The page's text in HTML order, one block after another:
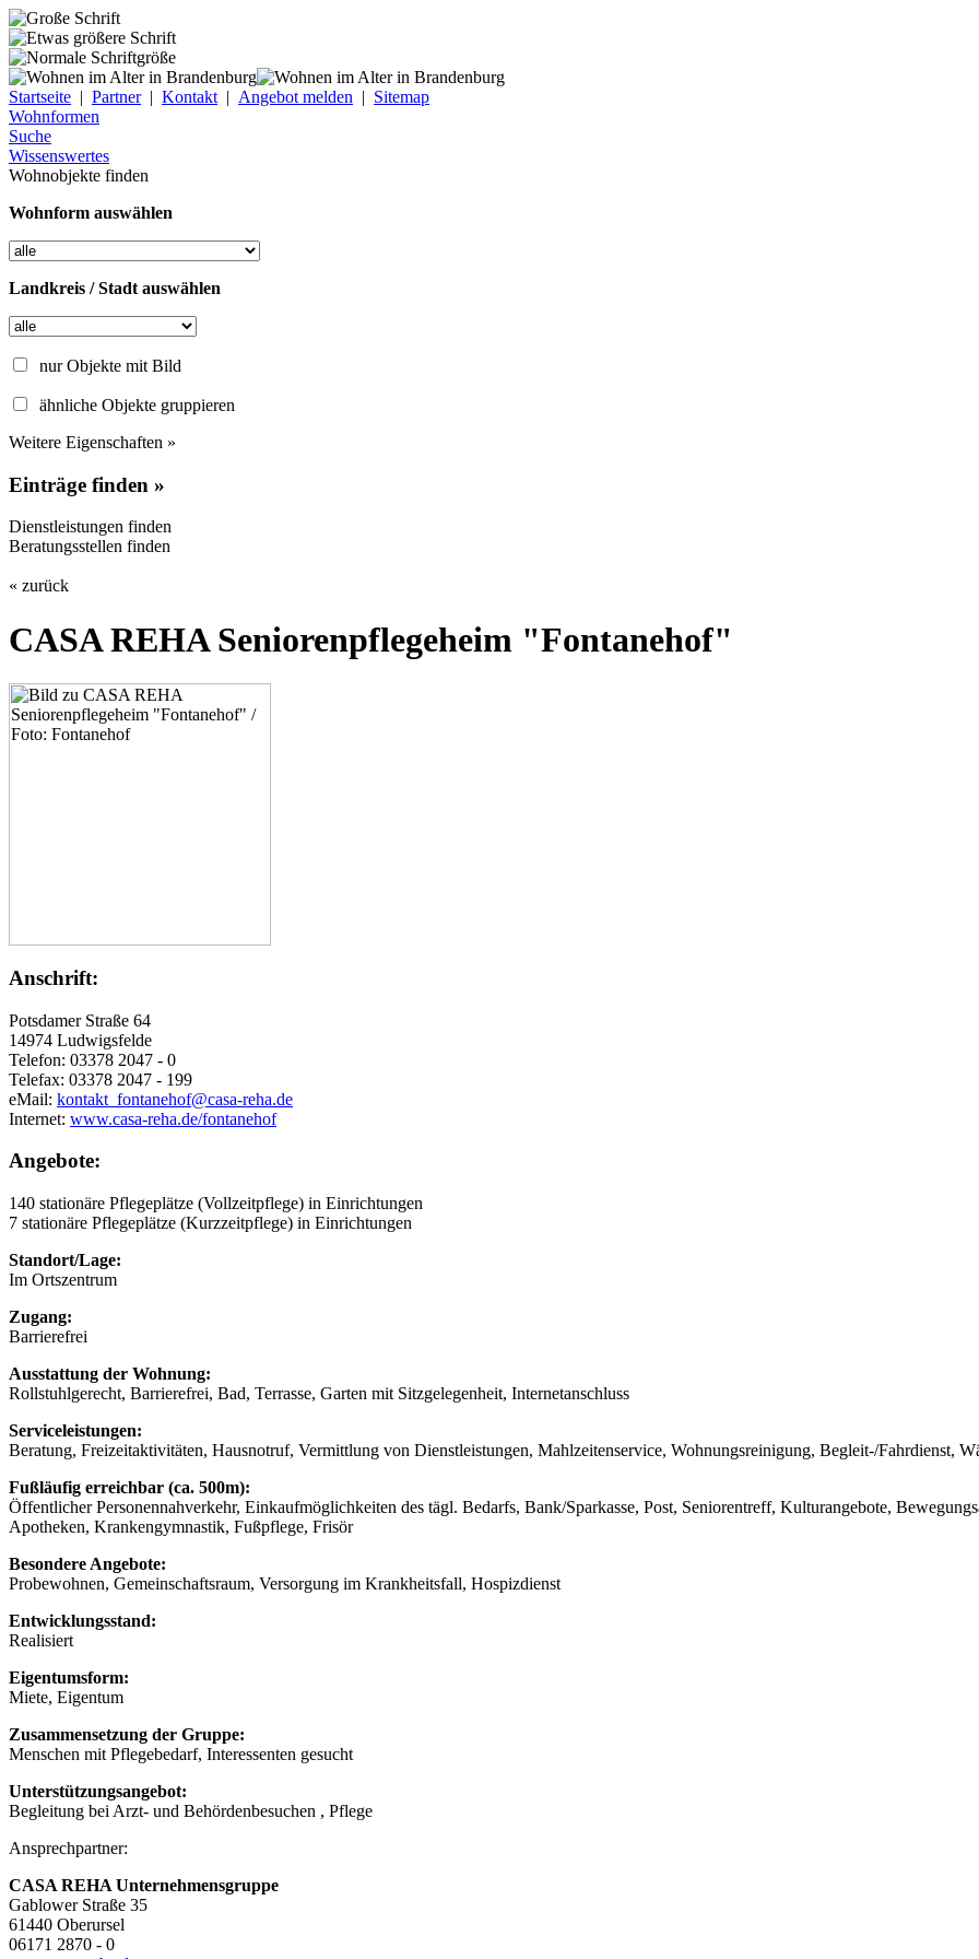
Startseite | Partner| Kontakt | Angebot melden | Sitemap
Wohnformen
Suche
Wissenswertes
Wohnobjekte finden
Wohnform auswählen
Landkreis / Stadt auswählen
nur Objekte mit Bild
ähnliche Objekte gruppieren
Weitere Eigenschaften »
Einträge finden »
Dienstleistungen finden
Beratungsstellen finden
« zurück
CASA REHA Seniorenpflegeheim "Fontanehof"
Anschrift:
Potsdamer Straße 64
14974 Ludwigsfelde
Telefon: 03378 2047 - 0
Telefax: 03378 2047 - 199
eMail: kontakt_fontanehof@casa-reha.de
Internet: www.casa-reha.de/fontanehof
Angebote:
140 stationäre Pflegeplätze (Vollzeitpflege) in Einrichtungen
7 stationäre Pflegeplätze (Kurzzeitpflege) in Einrichtungen
Standort/Lage:
Im Ortszentrum
Zugang:
Barrierefrei
Ausstattung der Wohnung:
Rollstuhlgerecht, Barrierefrei, Bad, Terrasse, Garten mit Sitzgelegenheit, Internetanschluss
Serviceleistungen:
Beratung, Freizeitaktivitäten, Hausnotruf, Vermittlung von Dienstleistungen, Mahlzeitenservice, Wohnungsreinigung, Begleit-/Fahrdienst,
Fußläufig erreichbar (ca. 500m):
Öffentlicher Personennahverkehr, Einkaufmöglichkeiten des tägl. Bedarfs, Bank/Sparkasse, Post, Seniorentreff, Kulturangebote,
Apotheken, Krankengymnastik, Fußpflege, Frisör
Besondere Angebote:
Probewohnen, Gemeinschaftsraum, Versorgung im Krankheitsfall, Hospizdienst
Entwicklungsstand:
Realisiert
Eigentumsform:
Miete, Eigentum
Zusammensetzung der Gruppe:
Menschen mit Pflegebedarf, Interessenten gesucht
Unterstützungsangebot:
Begleitung bei Arzt- und Behördenbesuchen , Pflege
Ansprechpartner:
CASA REHA Unternehmensgruppe
Gablower Straße 35
61440 Oberursel
06171 2870 - 0